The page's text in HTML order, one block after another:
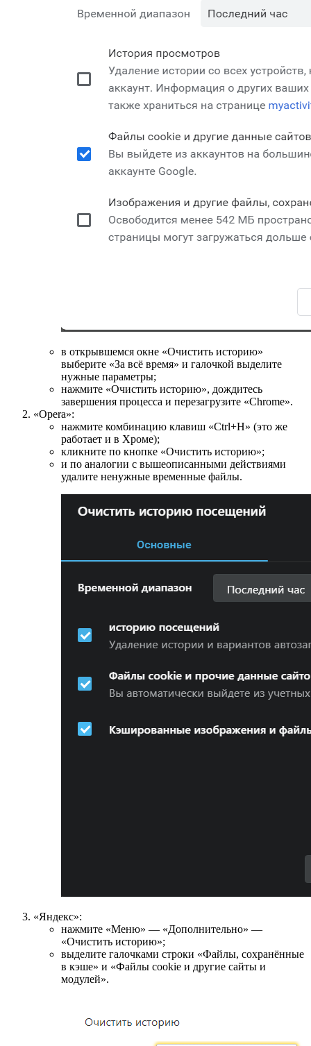
в открывшемся окне «Очистить историю»
выберите «За всё время» и галочкой выделите
нужные параметры;
нажмите «Очистить историю», дождитесь
завершения процесса и перезагрузите «Chrome».
«Opera»:
нажмите комбинацию клавиш «Ctrl+H» (это же
работает и в Хроме);
кликните по кнопке «Очистить историю»;
и по аналогии с вышеописанными действиями
удалите ненужные временные файлы.
«Яндекс»:
нажмите «Меню» — «Дополнительно» —
«Очистить историю»;
выделите галочками строки «Файлы, сохранённые
в кэше» и «Файлы cookie и другие сайты и
модулей».